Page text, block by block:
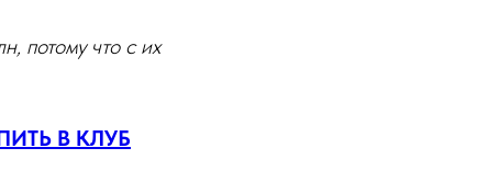
потому что с их
В КЛУБ